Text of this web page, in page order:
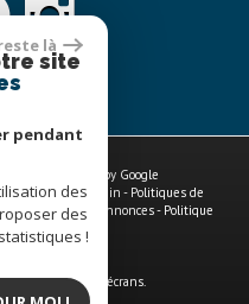
powered by Google
-Liens-Admin - Politiques de
-Toutes nos annonces- Politique
tous les types d'écrans.
là
site
pendant
des
des
!